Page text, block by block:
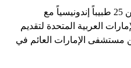
وفي وقت سابق، تعاون فريق من 25 طبيباً إندونيسياً مع
العربية المتحدة لتقديم
مستشفى الإمارات العائم في